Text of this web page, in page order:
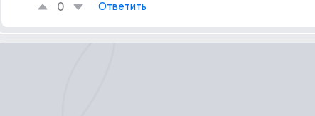
0 Ответить